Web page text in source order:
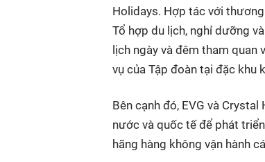
Holidays. Hợp tác với
Tổ hợp du lịch, nghỉ dưỡng
lịch ngày và đêm tham quan
vụ của Tập đoàn tại đặc khu
Bên cạnh đó, EVG và
nước và quốc tế để phát
hãng hàng không vận hành